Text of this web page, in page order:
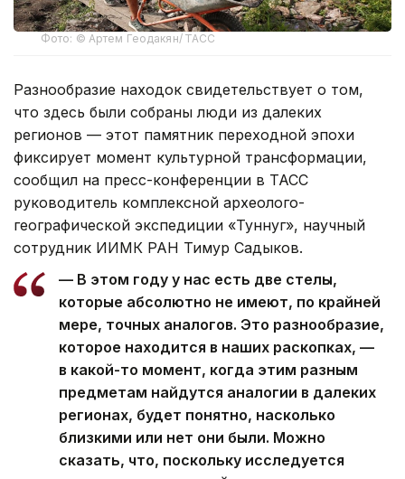
Фото: © Артем Геодакян/ ТАСС
Разнообразие находок свидетельствует о том,
что здесь были собраны люди из далеких
регионов — этот памятник переходной эпохи
фиксирует момент культурной трансформации,
сообщил на пресс-конференции в ТАСС
руководитель комплексной археолого-
географической экспедиции «Туннуг», научный
сотрудник ИИМК РАН Тимур Садыков.
— В этом году у нас есть две стелы,
которые абсолютно не имеют, по крайней
мере, точных аналогов. Это разнообразие,
которое находится в наших раскопках, —
в какой-то момент, когда этим разным
предметам найдутся аналогии в далеких
регионах, будет понятно, насколько
близкими или нет они были. Можно
сказать, что, поскольку исследуется